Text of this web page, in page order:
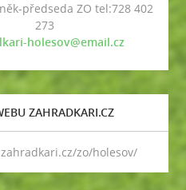
předseda ZO tel:728 402
273
holesov@email.cz
ZAHRADKARI.CZ
zo/holesov/